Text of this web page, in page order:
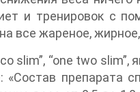
и тренировок с
все жареное,
slim”, “one two
«Состав препарата